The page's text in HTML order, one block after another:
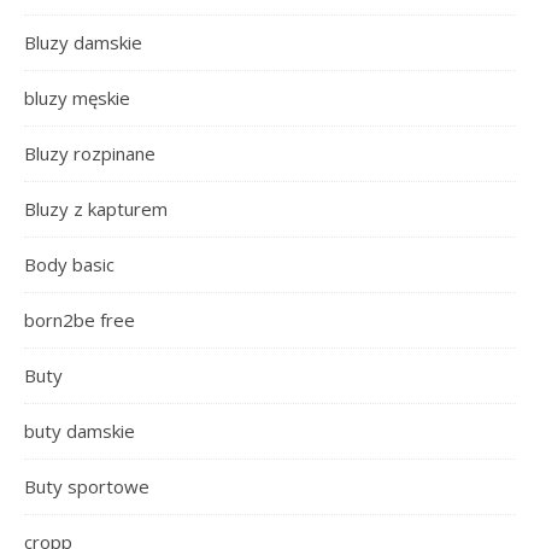
Bluzy damskie
bluzy męskie
Bluzy rozpinane
Bluzy z kapturem
Body basic
born2be free
Buty
buty damskie
Buty sportowe
cropp